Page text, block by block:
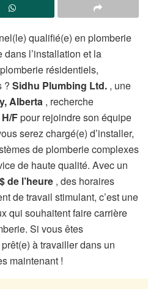
qualifié(e) en plomberie
l’installation et la
résidentiels,
? Sidhu Plumbing Ltd. , une
Alberta , recherche
Fpour rejoindre son équipe
serez chargé(e) d’installer,
de plomberie complexes
de haute qualité. Avec un
de l’heure , des horaires
de travail stimulant, c’est une
qui souhaitent faire carrière
Si vous êtes
à travailler dans un
maintenant !